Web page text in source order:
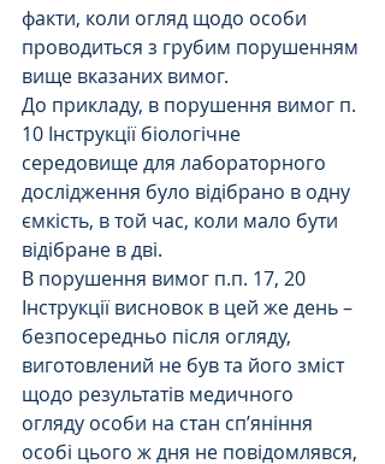
факти, коли огляд щодо особи
проводиться з грубим порушенням
вище вказаних вимог.
До прикладу, в порушення вимог п.
10 Інструкції біологічне
середовище для лабораторного
дослідження було відібрано в одну
ємкість, в той час, коли мало бути
відібране в дві.
В порушення вимог п.п. 17, 20
Інструкції висновок в цей же день –
безпосередньо після огляду,
виготовлений не був та його зміст
щодо результатів медичного
огляду особи на стан сп’яніння
особі цього ж дня не повідомлявся,